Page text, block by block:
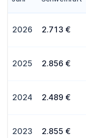
2026 2.713 €
2025 2.856 €
2024 2.489 €
2023 2.855 €